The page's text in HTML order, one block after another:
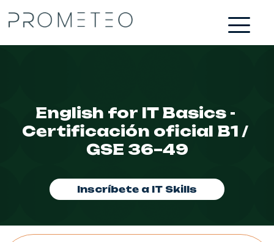
English for IT Basics -
Certificación oficial B1 /
GSE 36–49
Inscríbete a IT Skills